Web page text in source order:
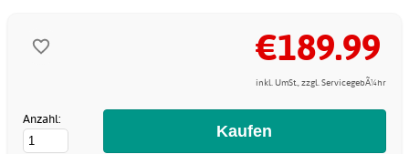
€189.99
inkl. UmSt., zzgl. ServicegebÃ¼hr
Anzahl: